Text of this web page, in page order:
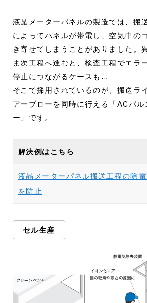
液晶メーターパネルの製造では、搬
によってパネルが帯電し、空気中の
き寄せてしまうことがありました。
ま次工程へ進むと、検査工程でエラ
停止につながるケースも…
そこで採用されているのが、搬送ラ
アーブローを同時に行える「ACパ
ー」です。
解決例はこちら
液晶メーターパネル搬送工程の除
を防止
セル生産